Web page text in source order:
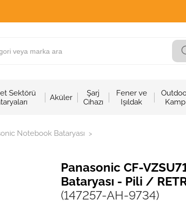
Sektörü
Aküler
Şarj
Cihazı
Fener ve
Işıldak
Kamp
Notebook Bataryası >
Panasonic CF-
Bataryası - Pili /
(147257-AH-9734)